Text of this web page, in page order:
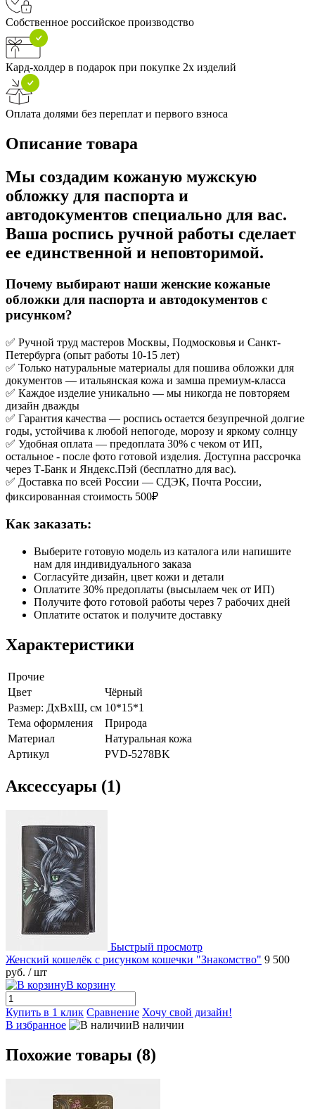
Собственное российское производство
Кард-холдер в подарок при покупке 2х изделий
Оплата долями без переплат и первого взноса
Описание товара
Мы создадим кожаную мужскую
обложку для паспорта и
автодокументов специально для вас.
Ваша роспись ручной работы сделает
ее единственной и неповторимой.
Почему выбирают наши женские кожаные
обложки для паспорта и автодокументов с
рисунком?
✅ Ручной труд мастеров Москвы, Подмосковья и Санкт-
Петербурга (опыт работы 10-15 лет)
✅ Только натуральные материалы для пошива обложки для
документов — итальянская кожа и замша премиум-класса
✅ Каждое изделие уникально — мы никогда не повторяем
дизайн дважды
✅ Гарантия качества — роспись остается безупречной долгие
годы, устойчива к любой непогоде, морозу и яркому солнцу
✅ Удобная оплата — предоплата 30% с чеком от ИП,
остальное - после фото готовой изделия. Доступна рассрочка
через Т-Банк и Яндекс.Пэй (бесплатно для вас).
✅ Доставка по всей России — СДЭК, Почта России,
фиксированная стоимость 500₽
Как заказать:
Выберите готовую модель из каталога или напишите
нам для индивидуального заказа
Согласуйте дизайн, цвет кожи и детали
Оплатите 30% предоплаты (высылаем чек от ИП)
Получите фото готовой работы через 7 рабочих дней
Оплатите остаток и получите доставку
Характеристики
Прочие
Цвет
Чёрный
Размер: ДхВхШ, см 10*15*1
Тема оформления
Природа
Материал
Натуральная кожа
Артикул
PVD-5278BK
Аксессуары (1)
Быстрый просмотр
Женский кошелёк с рисунком кошечки "Знакомство" 9 500
руб. / шт
В корзину
Купить в 1 клик Сравнение Хочу свой дизайн!
В избранное
В наличии
Похожие товары (8)